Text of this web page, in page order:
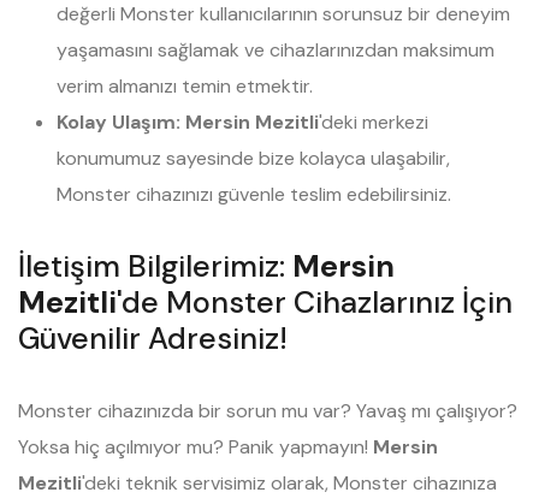
değerli Monster kullanıcılarının sorunsuz bir deneyim
yaşamasını sağlamak ve cihazlarınızdan maksimum
verim almanızı temin etmektir.
Kolay Ulaşım: Mersin Mezitli'deki merkezi
konumumuz sayesinde bize kolayca ulaşabilir,
Monster cihazınızı güvenle teslim edebilirsiniz.
İletişim Bilgilerimiz: Mersin
Mezitli'de Monster Cihazlarınız İçin
Güvenilir Adresiniz!
Monster cihazınızda bir sorun mu var? Yavaş mı çalışıyor?
Yoksa hiç açılmıyor mu? Panik yapmayın! Mersin
Mezitli'deki teknik servisimiz olarak, Monster cihazınıza